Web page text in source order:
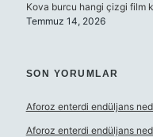
Kova burcu hangi çizgi film
Temmuz 14, 2026
SON YORUMLAR
Aforoz enterdi endüljans
Aforoz enterdi endüljans